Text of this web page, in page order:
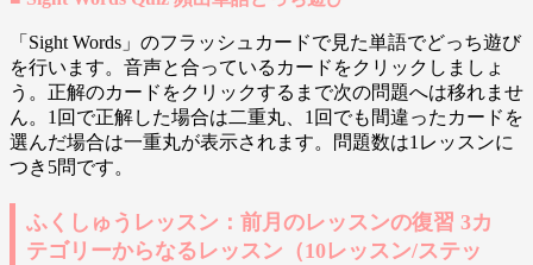
「Sight Words」のフラッシュカードで見た単語でどっち遊び
を行います。音声と合っているカードをクリックしましょ
う。正解のカードをクリックするまで次の問題へは移れませ
ん。1回で正解した場合は二重丸、1回でも間違ったカードを
選んだ場合は一重丸が表示されます。問題数は1レッスンに
つき5問です。
ふくしゅうレッスン：前月のレッスンの復習 3カ
テゴリーからなるレッスン（10レッスン/ステッ